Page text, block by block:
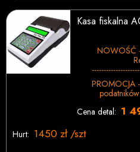
Kasa fiskalna
NOWOŚĆ
PROMOCJA
Cena detal: 1
Hurt: 1450 zł /szt